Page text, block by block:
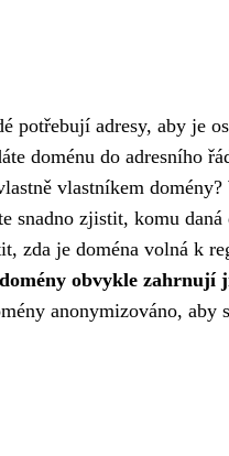
potřebují adresy, aby je
doménu do adresního
vlastníkem domény?
snadno zjistit, komu daná
zda je doména volná k
obvykle zahrnují
anonymizováno, aby